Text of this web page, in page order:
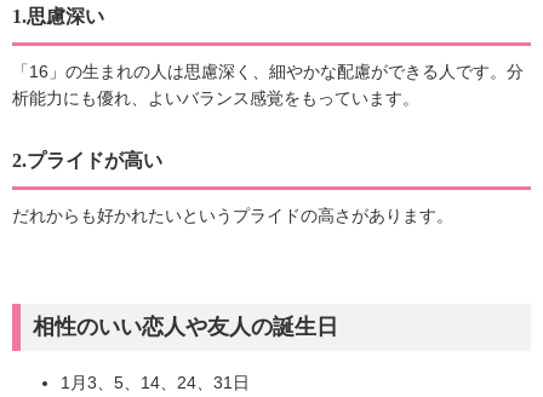
1.思慮深い
「16」の生まれの人は思慮深く、細やかな配慮ができる人です。分
析能力にも優れ、よいバランス感覚をもっています。
2.プライドが高い
だれからも好かれたいというプライドの高さがあります。
相性のいい恋人や友人の誕生日
1月3、5、14、24、31日